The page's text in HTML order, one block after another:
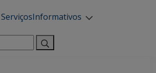
ServiçosInformativos